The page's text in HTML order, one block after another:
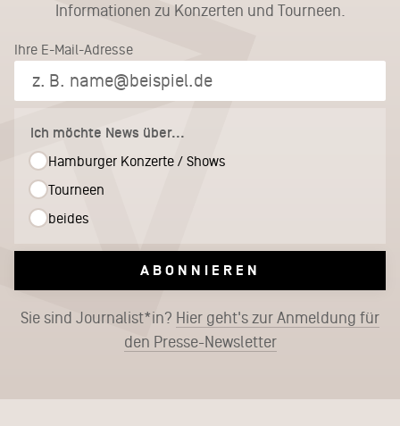
Informationen zu Konzerten und Tourneen.
Ihre E-Mail-Adresse
Ich möchte News über...
Hamburger Konzerte / Shows
Tourneen
beides
ABONNIEREN
Sie sind Journalist*in? Hier geht's zur Anmeldung für
den Presse-Newsletter